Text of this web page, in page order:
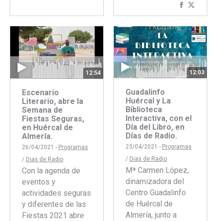
Compartir
concon
12:54
Escenario
Literario, abre la
Semana de
Fiestas Seguras,
en Huércal de
Almería.
26/04/2021 - Programas
/ Dias de Radio
Con la agenda de
eventos y
actividades seguras
y diferentes de las
Fiestas 2021 abre
12:03
Guadalinfo
Huércal y La
Biblioteca
Interactiva, con el
Día del Libro, en
Días de Radio.
23/04/2021 - Programas
/ Dias de Radio
Mª Carmen López,
dinamizadora del
Centro Guadalinfo
de Huércal de
Almería, junto a